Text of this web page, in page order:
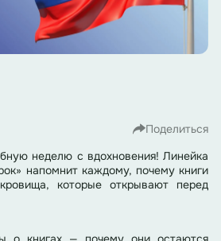
Поделиться
неделю с вдохновения! Линейка
напомнит каждому, почему книги
которые открывают перед